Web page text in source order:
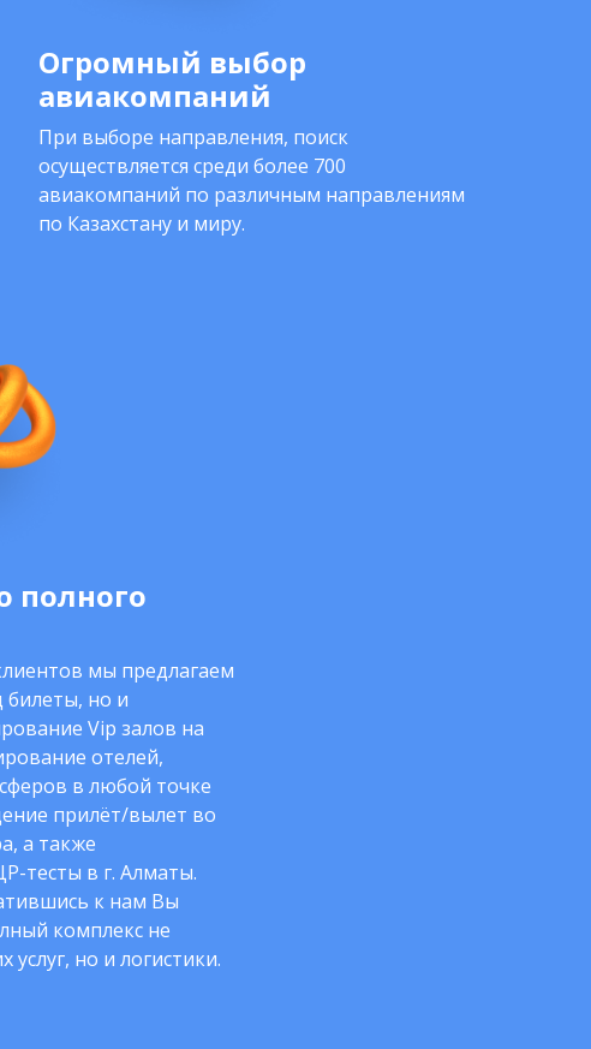
Огромный выбор
авиакомпаний
При выборе направления, поиск
осуществляется среди более 700
авиакомпаний по различным направлениям
по Казахстану и миру.
полного
мы предлагаем
билеты, но и
Vip залов на
отелей,
в любой точке
прилёт/вылет во
а также
тесты в г. Алматы.
к нам Вы
комплекс не
услуг, но и логистики.